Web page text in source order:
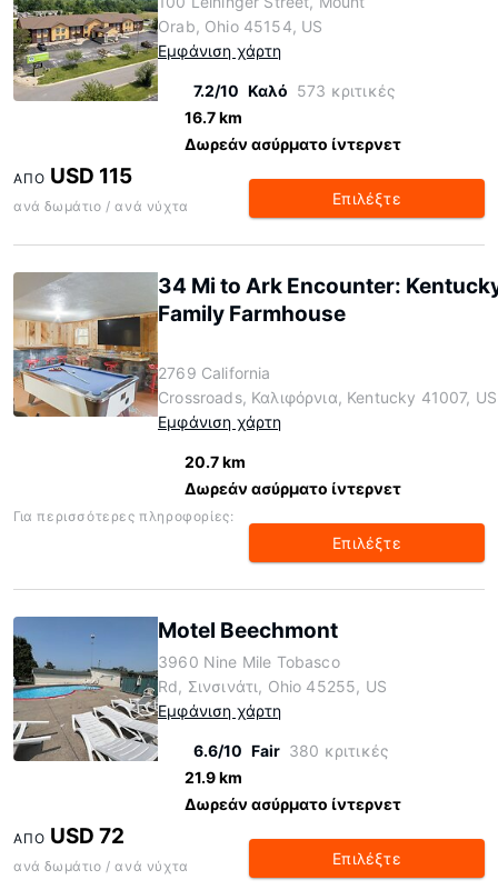
Orab, Ohio 45154, US
Εμφάνιση χάρτη
7.2/10 Καλό 573 κριτικές
16.7 km
Δωρεάν ασύρματο ίντερνετ
ΑΠΌ USD 115
ανά δωμάτιο / ανά νύχτα Επιλέξτε
34 Mi to Ark Encounter:
Family Farmhouse
2769 California
Crossroads, Καλιφόρνια, Kentucky 41007, US
Εμφάνιση χάρτη
20.7 km
Δωρεάν ασύρματο ίντερνετ
Για περισσότερες πληροφορίες:
Επιλέξτε
Motel Beechmont
3960 Nine Mile Tobasco
Rd, Σινσινάτι, Ohio 45255, US
Εμφάνιση χάρτη
6.6/10 Fair 380 κριτικές
21.9 km
Δωρεάν ασύρματο ίντερνετ
ΑΠΌ USD 72
ανά δωμάτιο / ανά νύχτα Επιλέξτε